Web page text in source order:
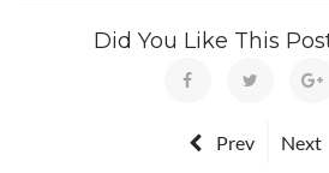
Did You Like This
Prev Next